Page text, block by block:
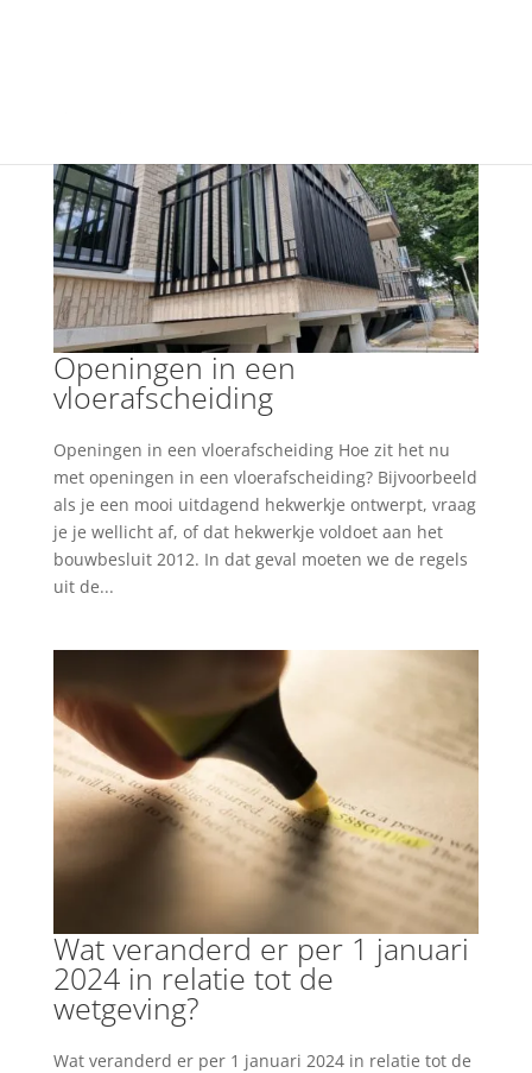
Openingen in een
vloerafscheiding
Openingen in een vloerafscheiding Hoe zit het nu
met openingen in een vloerafscheiding? Bijvoorbeeld
als je een mooi uitdagend hekwerkje ontwerpt, vraag
je je wellicht af, of dat hekwerkje voldoet aan het
bouwbesluit 2012. In dat geval moeten we de regels
uit de...
Wat veranderd er per 1 januari
2024 in relatie tot de
wetgeving?
Wat veranderd er per 1 januari 2024 in relatie tot de